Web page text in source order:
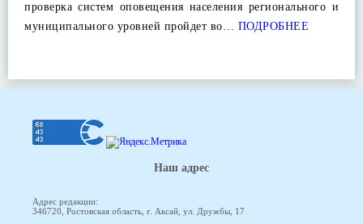
проверка систем оповещения населения регионального и
муниципального уровней пройдет во… ПОДРОБНЕЕ
Наш адрес
Адрес редакции:
346720, Ростовская область, г. Аксай, ул. Дружбы, 17